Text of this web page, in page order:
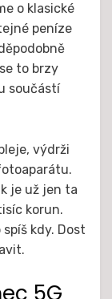
o klasické
peníze
to brzy
součástí
výdrži
je už jen ta
korun.
kdy. Dost